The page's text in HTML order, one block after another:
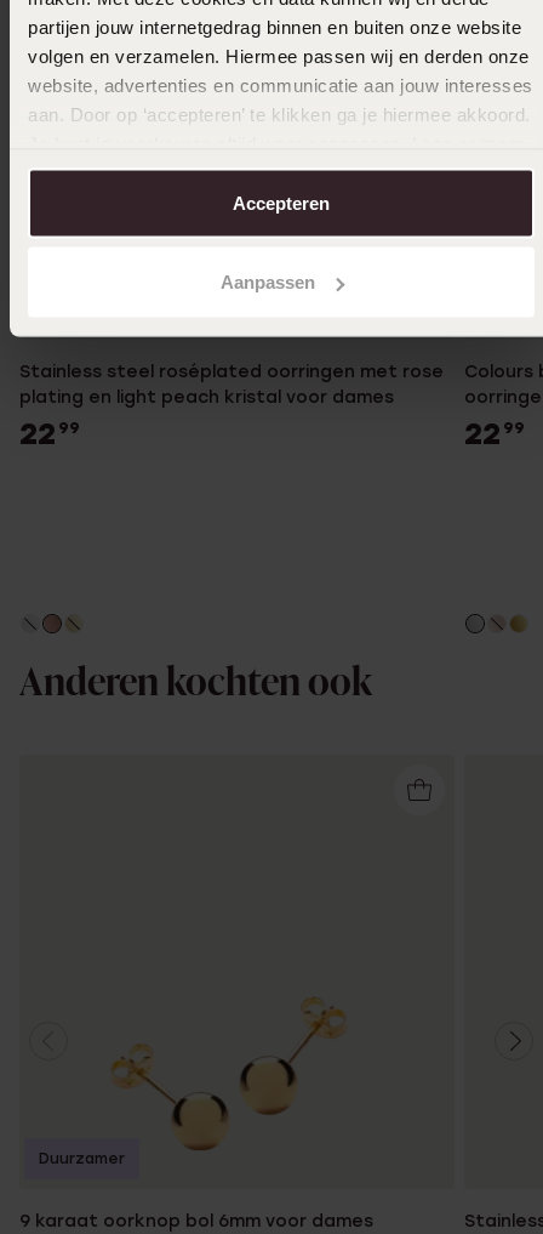
partijen jouw internetgedrag binnen en buiten onze website
volgen en verzamelen. Hiermee passen wij en derden onze
website, advertenties en communicatie aan jouw interesses
aan. Door op ‘accepteren’ te klikken ga je hiermee akkoord.
over in onscookiebeleid.
Accepteren
Aanpassen
Stainless steel roséplated oorringen met rose
plating en light peach kristal voor dames
22 99
Colours
22 99
Anderen kochten ook
9 karaat oorknop bol 6mm voor dames
Duurzamer